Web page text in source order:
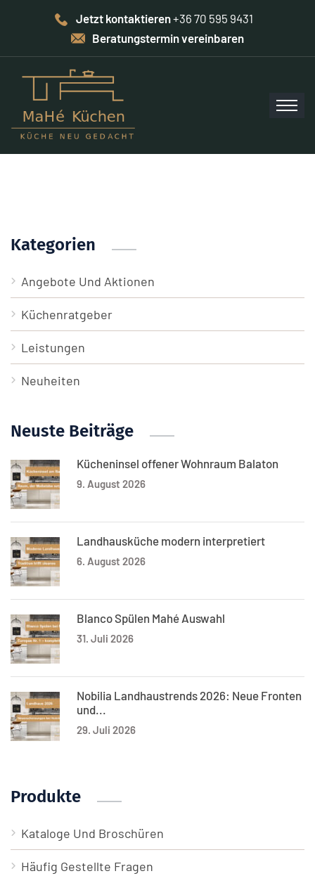
Jetzt kontaktieren+36 70 595 9431
Beratungstermin vereinbaren
Kategorien
Angebote Und Aktionen
Küchenratgeber
Leistungen
Neuheiten
Neuste Beiträge
Kücheninsel offener Wohnraum Balaton
9. August 2026
Landhausküche modern interpretiert
6. August 2026
Blanco Spülen Mahé Auswahl
31. Juli 2026
Nobilia Landhaustrends 2026: Neue Fronten
und...
29. Juli 2026
Produkte
Kataloge Und Broschüren
Häufig Gestellte Fragen